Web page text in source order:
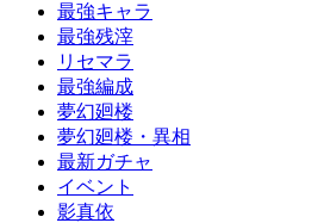
最強キャラ
最強残滓
リセマラ
最強編成
夢幻廻楼
夢幻廻楼・異相
最新ガチャ
イベント
影真依